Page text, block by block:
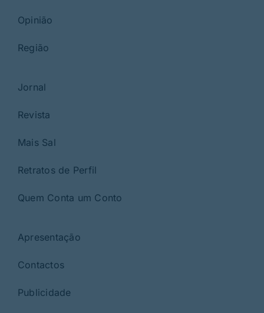
Opinião
Região
Jornal
Revista
Mais Sal
Retratos de Perfil
Quem Conta um Conto
Apresentação
Contactos
Publicidade